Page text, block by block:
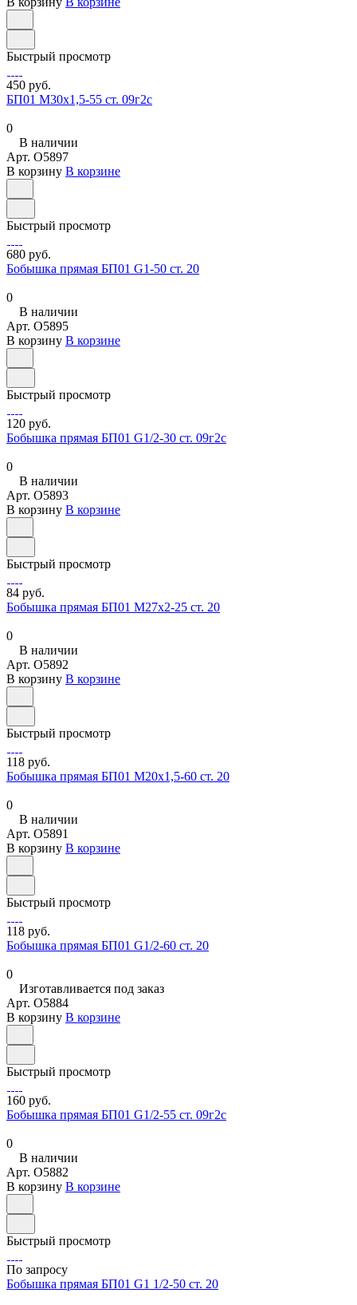
Быстрый просмотр
450 руб.
БП01 М30х1,5-55 ст. 09г2с
0
В наличии
Арт. O5897
В корзину В корзине
Быстрый просмотр
680 руб.
Бобышка прямая БП01 G1-50 ст. 20
0
В наличии
Арт. O5895
В корзину В корзине
Быстрый просмотр
120 руб.
Бобышка прямая БП01 G1/2-30 ст. 09г2с
0
В наличии
Арт. O5893
В корзину В корзине
Быстрый просмотр
84 руб.
Бобышка прямая БП01 М27х2-25 ст. 20
0
В наличии
Арт. O5892
В корзину В корзине
Быстрый просмотр
118 руб.
Бобышка прямая БП01 М20х1,5-60 ст. 20
0
В наличии
Арт. O5891
В корзину В корзине
Быстрый просмотр
118 руб.
Бобышка прямая БП01 G1/2-60 ст. 20
0
Изготавливается под заказ
Арт. O5884
В корзину В корзине
Быстрый просмотр
160 руб.
Бобышка прямая БП01 G1/2-55 ст. 09г2с
0
В наличии
Арт. O5882
В корзину В корзине
Быстрый просмотр
По запросу
Бобышка прямая БП01 G1 1/2-50 ст. 20